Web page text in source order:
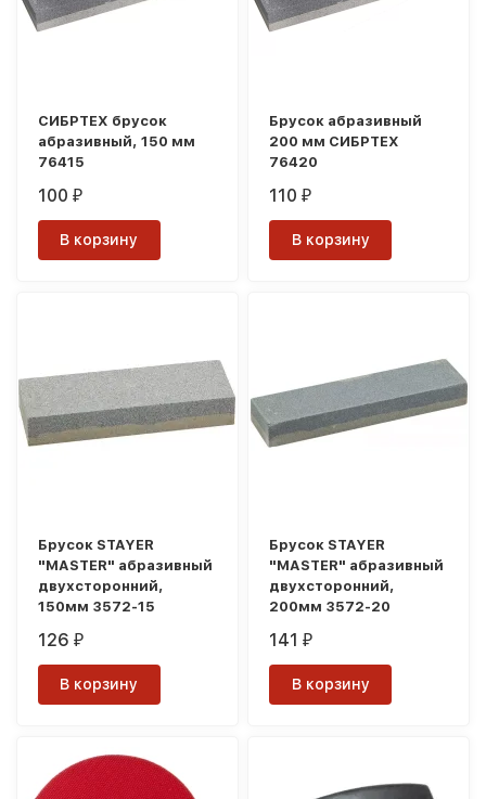
СИБРТЕХ брусок
абразивный, 150 мм
76415
100₽
В корзину
Брусок абразивный
200 мм СИБРТЕХ
76420
110₽
В корзину
Брусок STAYER
"MASTER" абразивный
двухсторонний,
150мм 3572-15
126₽
В корзину
Брусок STAYER
"MASTER" абразивный
двухсторонний,
200мм 3572-20
141₽
В корзину